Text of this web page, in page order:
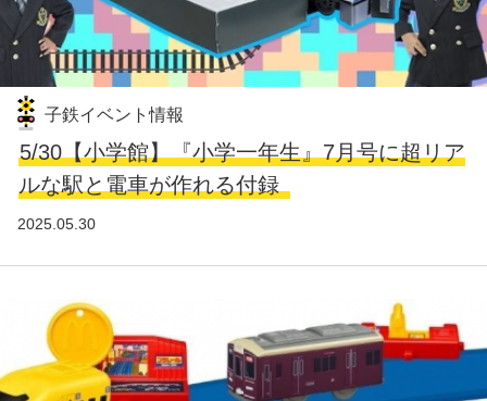
子鉄イベント情報
5/30【小学館】『小学一年生』7月号に超リア
ルな駅と電車が作れる付録
2025.05.30